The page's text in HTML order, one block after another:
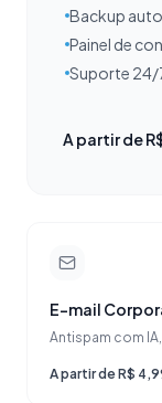
Backup
Painel de
Suporte 24/
A partir de
E-mail
Antispam com
A partir de R$